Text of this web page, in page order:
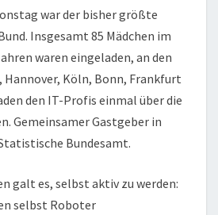
war der bisher größte
Insgesamt 85 Mädchen im
waren eingeladen, an den
Köln, Bonn, Frankfurt
den IT-Profis einmal über die
Gemeinsamer Gastgeber in
Bundesamt.
galt es, selbst aktiv zu werden:
selbst Roboter